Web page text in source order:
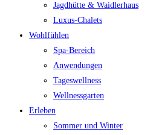
Jagdhütte & Waidlerhaus
Luxus-Chalets
Wohlfühlen
Spa-Bereich
Anwendungen
Tageswellness
Wellnessgarten
Erleben
Sommer und Winter